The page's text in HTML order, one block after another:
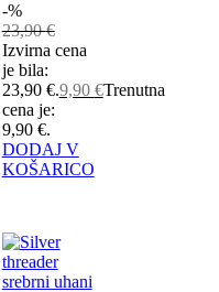
-%
23,90€
Izvirna cena
je bila:
23,90 €.9,90 €Trenutna
cena je:
9,90 €.
DODAJ V
KOŠARICO